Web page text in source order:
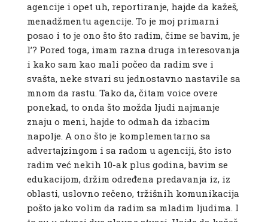
agencije i opet uh, reportiranje, hajde da kažeš,
menadžmentu agencije. To je moj primarni
posao i to je ono što što radim, čime se bavim, je
l’? Pored toga, imam razna druga interesovanja
i kako sam kao mali počeo da radim sve i
svašta, neke stvari su jednostavno nastavile sa
mnom da rastu. Tako da, čitam voice overe
ponekad, to onda što možda ljudi najmanje
znaju o meni, hajde to odmah da izbacim
napolje. A ono što je komplementarno sa
advertajzingom i sa radom u agenciji, što isto
radim već nekih 10-ak plus godina, bavim se
edukacijom, držim određena predavanja iz, iz
oblasti, uslovno rečeno, tržišnih komunikacija
pošto jako volim da radim sa mladim ljudima. I